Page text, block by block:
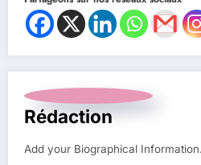
Rédaction
Add your Biographical Information.